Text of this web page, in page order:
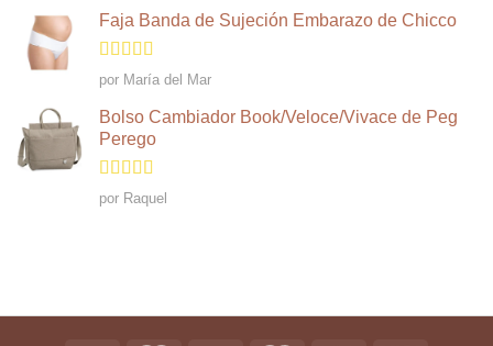
Faja Banda de Sujeción Embarazo de Chicco
Valorado
en
por María del Mar
Bolso Cambiador Book/Veloce/Vivace de Peg
Perego
Valorado en
5
por Raquel